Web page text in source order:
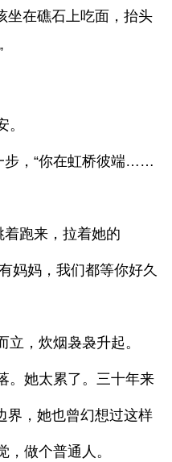
坐在礁石上吃面，抬头
，“你在虹桥彼端……
跑来，拉着她的
妈妈，我们都等你好久
，炊烟袅袅升起。
她太累了。三十年来
界，她也曾幻想过这样
做个普通人。